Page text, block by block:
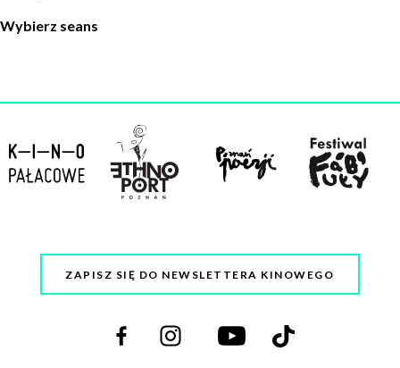
Wybierz seans
ZAPISZ SIĘ DO NEWSLETTERA KINOWEGO
Odwiedź
nas
Odwiedź
nas
Odwiedź
nas
Odwiedź
nas